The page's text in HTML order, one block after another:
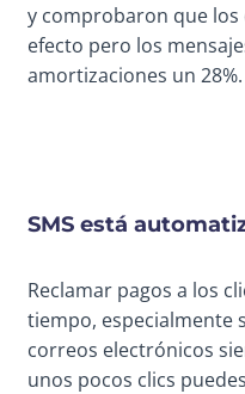
y comprobaron que
efecto pero los
amortizaciones un 28%.
SMS está
Reclamar pagos a los
tiempo, especialmente
correos electrónicos
unos pocos clics